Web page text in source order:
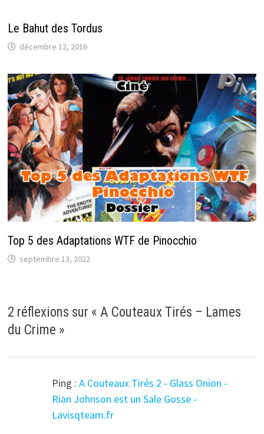
Le Bahut des Tordus
décembre 12, 2016
Top 5 des Adaptations WTF de Pinocchio
septembre 13, 2022
2 réflexions sur « A Couteaux Tirés – Lames
du Crime »
Ping : A Couteaux Tirés 2 - Glass Onion -
Rian Johnson est un Sale Gosse -
Lavisqteam.fr